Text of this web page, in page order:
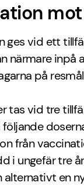
ges vid ett
närmare inpå
på
tas vid tre
från
i ungefär tre
alternativt en